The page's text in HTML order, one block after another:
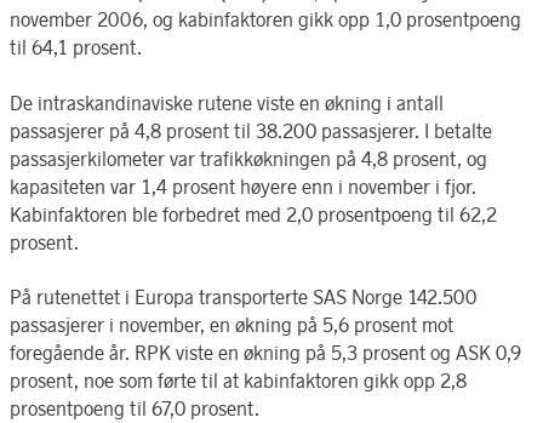
november 2006, og kabinfaktoren gikk opp 1,0 prosentpoeng
til 64,1 prosent.
De intraskandinaviske rutene viste en økning i antall
passasjerer på 4,8 prosent til 38.200 passasjerer. I betalte
passasjerkilometer var trafikkøkningen på 4,8 prosent, og
kapasiteten var 1,4 prosent høyere enn i november i fjor.
Kabinfaktoren ble forbedret med 2,0 prosentpoeng til 62,2
prosent.
På rutenettet i Europa transporterte SAS Norge 142.500
passasjerer i november, en økning på 5,6 prosent mot
foregående år. RPK viste en økning på 5,3 prosent og ASK 0,9
prosent, noe som førte til at kabinfaktoren gikk opp 2,8
prosentpoeng til 67,0 prosent.